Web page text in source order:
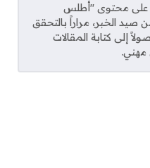
على محتوى "أطلس
صيد الخبر، مراراً بالتحقق
إلى كتابة المقالات
مهني.